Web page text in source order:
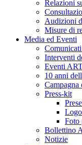
Relazioni
Audizioni
Misure di
Media ed Eventi
Comunicati
Interventi
Eventi
10 anni
Campagna
Press-kit
Foto
Bollettino
Notizie